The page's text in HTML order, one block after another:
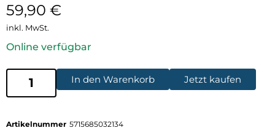
59,90 €
inkl. MwSt.
Online verfügbar
In den Warenkorb Jetzt kaufen
Artikelnummer 5715685032134